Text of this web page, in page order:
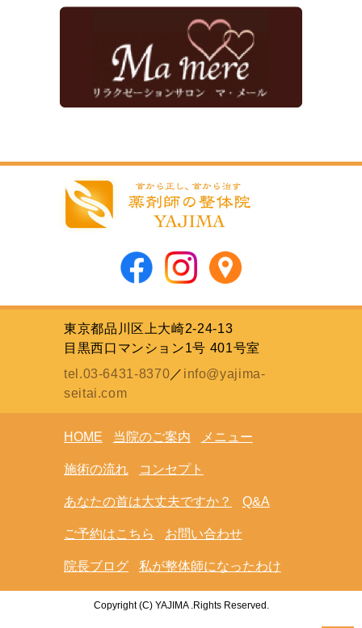
東京都品川区上大崎2-24-13
目黒西口マンション1号 401号室
tel.03-6431-8370／ info@yajima-
seitai.com
HOME 当院のご案内 メニュー
施術の流れ コンセプト
あなたの首は大丈夫ですか？ Q&A
ご予約はこちら お問い合わせ
院長ブログ 私が整体師になったわけ
Copyright (C) YAJIMA .Rights Reserved.